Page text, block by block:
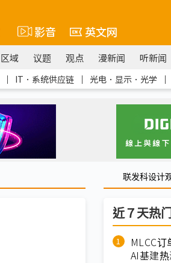
影音 英文网
区域 议题 观点 漫新闻 听新闻
｜ IT．系统供应链 ｜ 光电．显示．光学 ｜
联发科设计
近７天热
MLCC
AI基建